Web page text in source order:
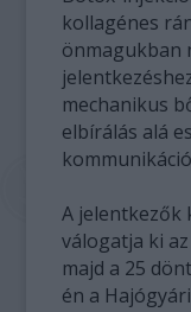
kollagénes
önmagukban
mechanikus
elbírálás alá
A jelentkezők
válogatja ki
majd a 25
én a